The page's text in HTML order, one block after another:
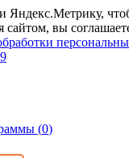
сайтом, вы
(0)